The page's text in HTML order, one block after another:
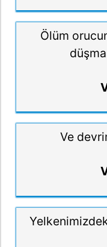
Ölüm
Ve